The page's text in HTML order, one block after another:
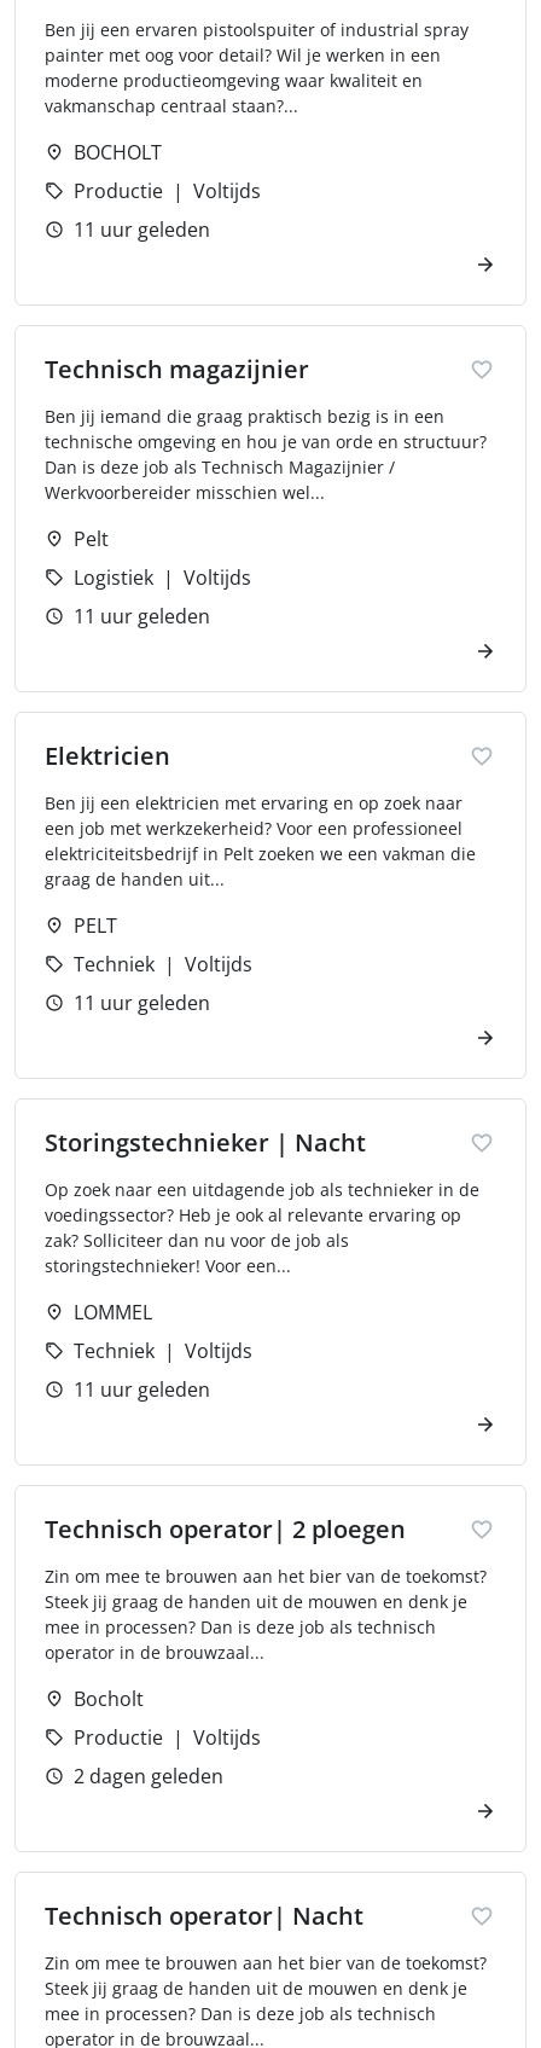
Ben jij een ervaren pistoolspuiter of industrial spray
painter met oog voor detail? Wil je werken in een
moderne productieomgeving waar kwaliteit en
vakmanschap centraal staan?...
BOCHOLT
Productie
Voltijds
11 uur geleden
Technisch magazijnier
Ben jij iemand die graag praktisch bezig is in een
technische omgeving en hou je van orde en structuur?
Dan is deze job als Technisch Magazijnier /
Werkvoorbereider misschien wel...
Pelt
Logistiek
Voltijds
11 uur geleden
Elektricien
Ben jij een elektricien met ervaring en op zoek naar
een job met werkzekerheid? Voor een professioneel
elektriciteitsbedrijf in Pelt zoeken we een vakman die
graag de handen uit...
PELT
Techniek
Voltijds
11 uur geleden
Storingstechnieker | Nacht
Op zoek naar een uitdagende job als technieker in de
voedingssector? Heb je ook al relevante ervaring op
zak? Solliciteer dan nu voor de job als
storingstechnieker! Voor een...
LOMMEL
Techniek
Voltijds
11 uur geleden
Technisch operator| 2 ploegen
Zin om mee te brouwen aan het bier van de toekomst?
Steek jij graag de handen uit de mouwen en denk je
mee in processen? Dan is deze job als technisch
operator in de brouwzaal...
Bocholt
Productie
Voltijds
2 dagen geleden
Technisch operator| Nacht
Zin om mee te brouwen aan het bier van de toekomst?
Steek jij graag de handen uit de mouwen en denk je
mee in processen? Dan is deze job als technisch
operator in de brouwzaal...